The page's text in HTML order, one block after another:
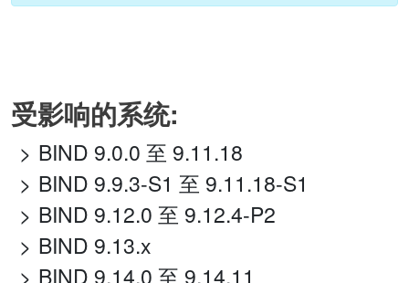
受影响的系统:
BIND 9.0.0 至 9.11.18
BIND 9.9.3-S1 至 9.11.18-S1
BIND 9.12.0 至 9.12.4-P2
BIND 9.13.x
BIND 9.14.0 至 9.14.11